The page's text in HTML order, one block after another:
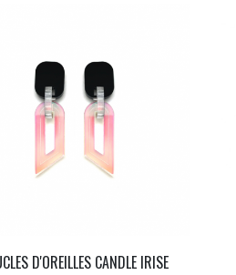
D'OREILLES CANDLE IRISE